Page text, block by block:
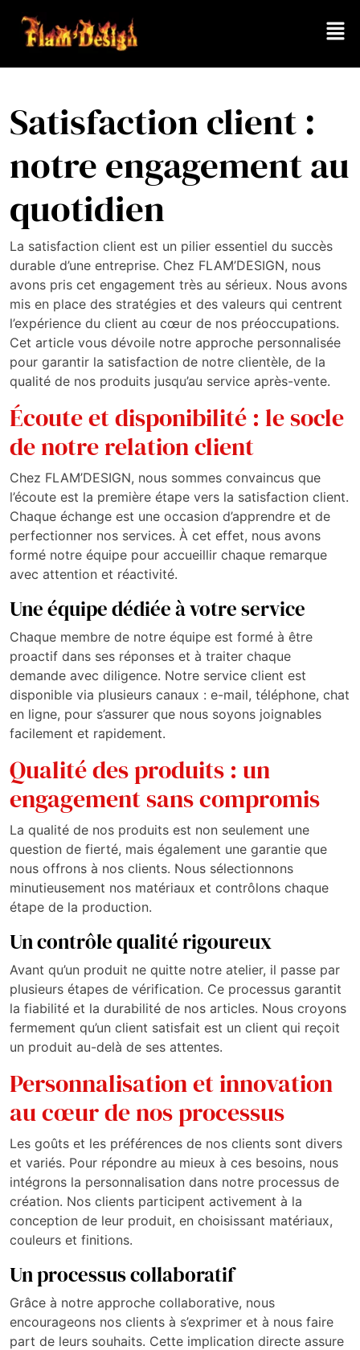
Satisfaction client :
notre engagement au
quotidien
La satisfaction client est un pilier essentiel du succès
durable d’une entreprise. Chez FLAM’DESIGN, nous
avons pris cet engagement très au sérieux. Nous avons
mis en place des stratégies et des valeurs qui centrent
l’expérience du client au cœur de nos préoccupations.
Cet article vous dévoile notre approche personnalisée
pour garantir la satisfaction de notre clientèle, de la
qualité de nos produits jusqu’au service après-vente.
Écoute et disponibilité : le socle
de notre relation client
Chez FLAM’DESIGN, nous sommes convaincus que
l’écoute est la première étape vers la satisfaction client.
Chaque échange est une occasion d’apprendre et de
perfectionner nos services. À cet effet, nous avons
formé notre équipe pour accueillir chaque remarque
avec attention et réactivité.
Une équipe dédiée à votre service
Chaque membre de notre équipe est formé à être
proactif dans ses réponses et à traiter chaque
demande avec diligence. Notre service client est
disponible via plusieurs canaux : e-mail, téléphone, chat
en ligne, pour s’assurer que nous soyons joignables
facilement et rapidement.
Qualité des produits : un
engagement sans compromis
La qualité de nos produits est non seulement une
question de fierté, mais également une garantie que
nous offrons à nos clients. Nous sélectionnons
minutieusement nos matériaux et contrôlons chaque
étape de la production.
Un contrôle qualité rigoureux
Avant qu’un produit ne quitte notre atelier, il passe par
plusieurs étapes de vérification. Ce processus garantit
la fiabilité et la durabilité de nos articles. Nous croyons
fermement qu’un client satisfait est un client qui reçoit
un produit au-delà de ses attentes.
Personnalisation et innovation
au cœur de nos processus
Les goûts et les préférences de nos clients sont divers
et variés. Pour répondre au mieux à ces besoins, nous
intégrons la personnalisation dans notre processus de
création. Nos clients participent activement à la
conception de leur produit, en choisissant matériaux,
couleurs et finitions.
Un processus collaboratif
Grâce à notre approche collaborative, nous
encourageons nos clients à s’exprimer et à nous faire
part de leurs souhaits. Cette implication directe assure